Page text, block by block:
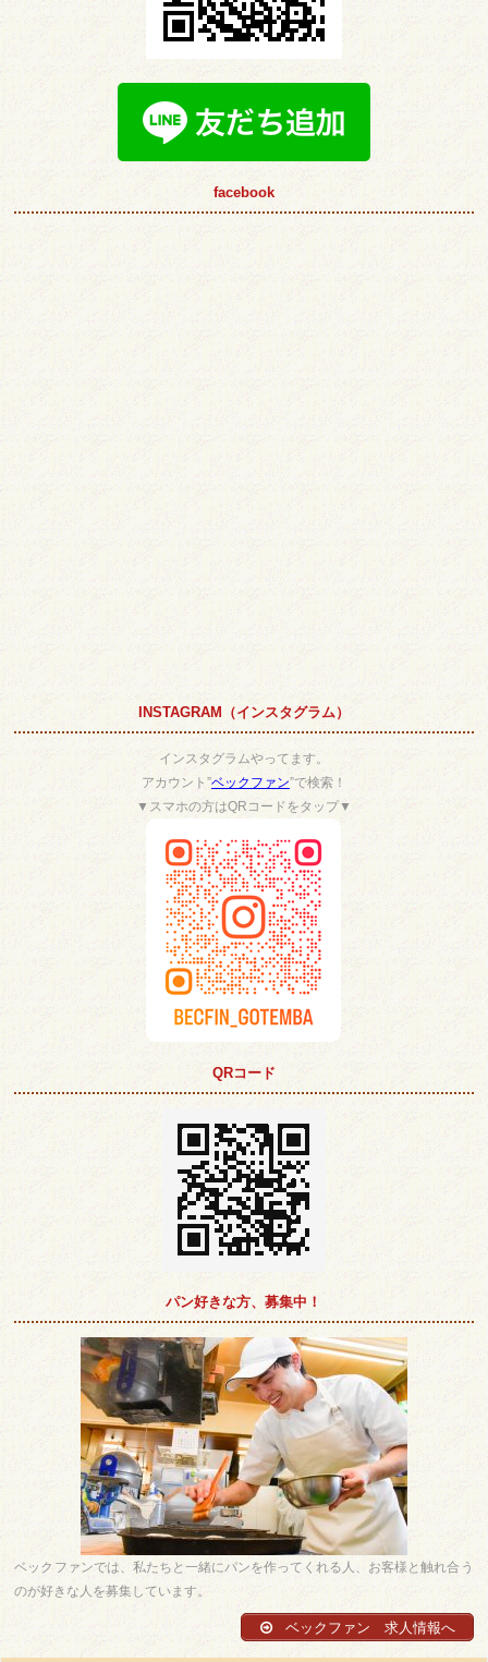
facebook
INSTAGRAM（インスタグラム）
インスタグラムやってます。
アカウント”ベックファン”で検索！
▼スマホの方はQRコードをタップ▼
QRコード
パン好きな方、募集中！
ベックファンでは、私たちと一緒にパンを作ってくれる人、お客様と触れ合う
のが好きな人を募集しています。
ベックファン 求人情報へ